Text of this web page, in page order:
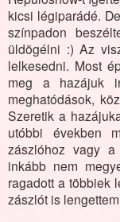
kicsi légiparádé.
színpadon
üldögélni :) Az
lelkesedni. Most
meg a hazájuk
meghatódások,
Szeretik a
utóbbi években
zászlóhoz vagy
inkább nem
ragadott a többiek
zászlót is